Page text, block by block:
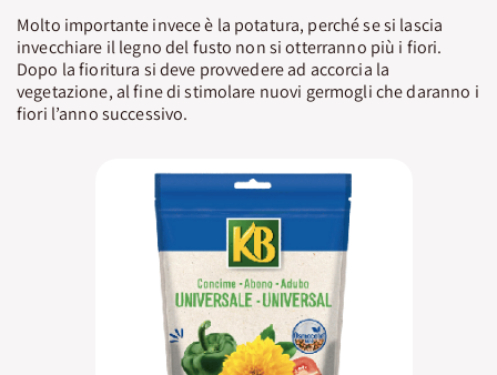
Molto importante invece è la potatura, perché se si lascia
invecchiare il legno del fusto non si otterranno più i fiori.
Dopo la fioritura si deve provvedere ad accorcia la
vegetazione, al fine di stimolare nuovi germogli che daranno i
fiori l’anno successivo.